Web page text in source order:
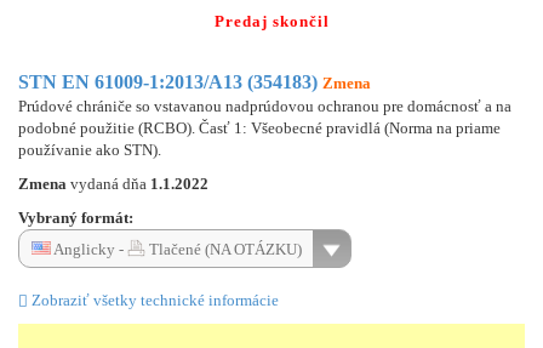
Predaj skončil
STN EN 61009-1:2013/A13 (354183) Zmena
Prúdové chrániče so vstavanou nadprúdovou ochranou pre domácnosť a na
podobné použitie (RCBO). Časť 1: Všeobecné pravidlá (Norma na priame
používanie ako STN).
Zmena vydaná dňa 1.1.2022
Vybraný formát:
Anglicky -
Tlačené (NA OTÁZKU)
Zobraziť všetky technické informácie